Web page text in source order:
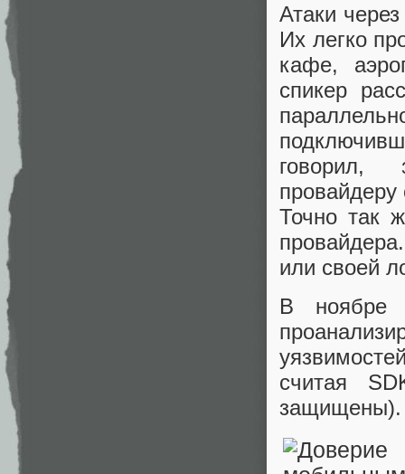
Атаки
Их легко
кафе,
спикер
говорил,
провайдеру
Точно так
или своей
В ноябре
считая
защищены).